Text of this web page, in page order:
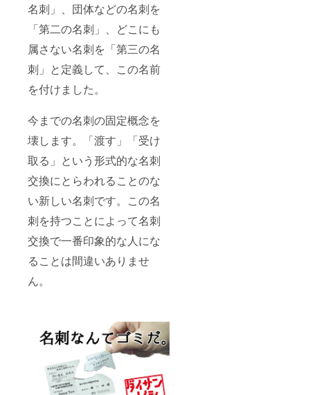
名刺」、団体などの名刺を
「第二の名刺」、どこにも
属さない名刺を「第三の名
刺」と定義して、この名前
を付けました。
今までの名刺の固定概念を
壊します。「渡す」「受け
取る」という形式的な名刺
交換にとらわれることのな
い新しい名刺です。この名
刺を持つことによって名刺
交換で一番印象的な人にな
ることは間違いありませ
ん。